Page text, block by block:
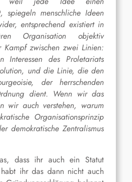
spiegeln menschliche Ideen
entsprechend existiert in
Organisation objektiv
Kampf zwischen zwei Linien:
des Proletariats
und die Linie, die den
der herrschenden
dient. Wenn wir das
wir auch verstehen, warum
Organisationsprinzip
demokratische Zentralismus
dass ihr auch ein Statut
ihr das dann nicht auch